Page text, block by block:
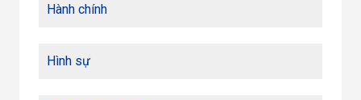
Hành chính
Hình sự